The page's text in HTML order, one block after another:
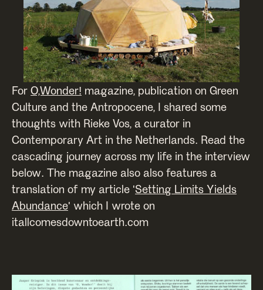
For O,Wonder! magazine, publication on Green
Culture and the Antropocene, I shared some
thoughts with Rieke Vos, a curator in
Contemporary Art in the Netherlands. Read the
cascading journey across my life in the interview
below. The magazine also also features a
translation of my article 'Setting Limits Yields
Abundance' which I wrote on
itallcomesdowntoearth.com